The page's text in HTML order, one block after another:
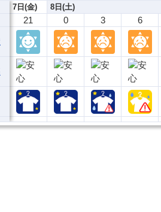
7日(金)
21
8日(土)
0 3 6